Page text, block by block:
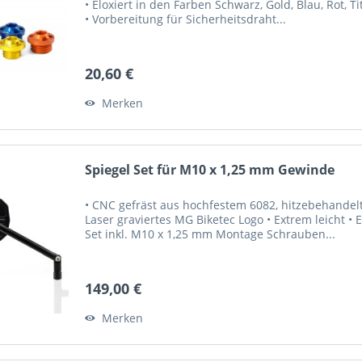
• Eloxiert in den Farben Schwarz, Gold, Blau, Rot,
• Vorbereitung für Sicherheitsdraht...
20,60 €
Merken
Spiegel Set für M10 x 1,25 mm Gewinde
• CNC gefräst aus hochfestem 6082,
Laser graviertes MG Biketec Logo • Extrem leicht
Set inkl. M10 x 1,25 mm Montage Schrauben...
149,00 €
Merken